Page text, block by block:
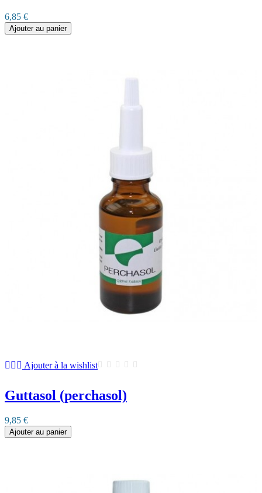
6,85 €
Ajouter au panier
Ajouter à la wishlist
Guttasol (perchasol)
9,85 €
Ajouter au panier